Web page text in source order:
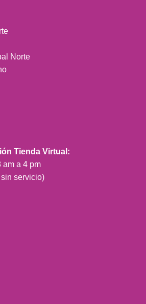
Norte
Tienda Virtual:
am a 4 pm
servicio)